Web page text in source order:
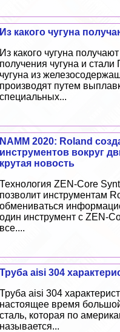
Из какого чугуна
Из какого чугуна
получения чугуна и стали
чугуна из
производят путем
специальных...
NAMM 2020: Roland
инструментов вокруг
крутая новость
Технология ZEN-Core
позволит инструментам
обмениваться
один инструмент с ZEN-
все....
Труба aisi 304
Труба aisi 304
настоящее время
сталь, которая по
называется...